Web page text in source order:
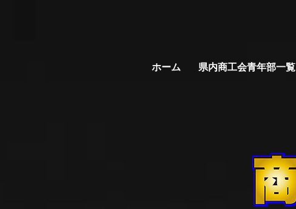
ホーム 県内商工会青年部一覧